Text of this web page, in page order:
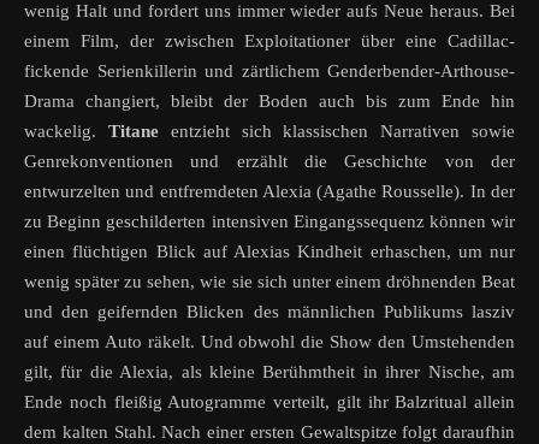
wenig Halt und fordert uns immer wieder aufs Neue heraus. Bei
einem Film, der zwischen Exploitationer über eine Cadillac-
fickende Serienkillerin und zärtlichem Genderbender-Arthouse-
Drama changiert, bleibt der Boden auch bis zum Ende hin
wackelig. Titaneentzieht sich klassischen Narrativen sowie
Genrekonventionen und erzählt die Geschichte von der
entwurzelten und entfremdeten Alexia (Agathe Rousselle). In der
zu Beginn geschilderten intensiven Eingangssequenz können wir
einen flüchtigen Blick auf Alexias Kindheit erhaschen, um nur
wenig später zu sehen, wie sie sich unter einem dröhnenden Beat
und den geifernden Blicken des männlichen Publikums lasziv
auf einem Auto räkelt. Und obwohl die Show den Umstehenden
gilt, für die Alexia, als kleine Berühmtheit in ihrer Nische, am
Ende noch fleißig Autogramme verteilt, gilt ihr Balzritual allein
dem kalten Stahl. Nach einer ersten Gewaltspitze folgt daraufhin